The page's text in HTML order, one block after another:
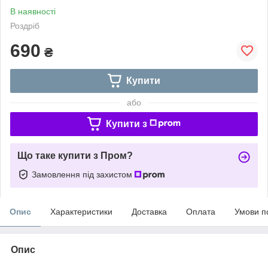
В наявності
Роздріб
690 ₴
Купити
або
Купити з
Що таке купити з Пром?
Замовлення під захистом
Опис Характеристики Доставка Оплата Умови
Опис